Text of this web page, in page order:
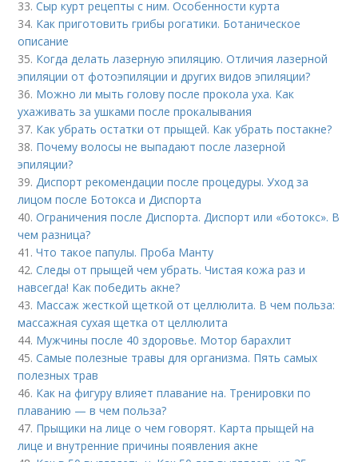
33.Сыр курт рецепты с ним. Особенности курта
34. Как приготовить грибы рогатики. Ботаническое
описание
35. Когда делать лазерную эпиляцию. Отличия лазерной
эпиляции от фотоэпиляции и других видов эпиляции?
36. Можно ли мыть голову после прокола уха. Как
ухаживать за ушками после прокалывания
37. Как убрать остатки от прыщей. Как убрать постакне?
38. Почему волосы не выпадают после лазерной
эпиляции?
39.Диспорт рекомендации после процедуры. Уход за
лицом после Ботокса и Диспорта
40.Ограничения после Диспорта. Диспорт или «ботокс». В
чем разница?
41.Что такое папулы. Проба Манту
42.Следы от прыщей чем убрать. Чистая кожа раз и
навсегда! Как победить акне?
43. Массаж жесткой щеткой от целлюлита. В чем польза:
массажная сухая щетка от целлюлита
44. Мужчины после 40 здоровье. Мотор барахлит
45.Самые полезные травы для организма. Пять самых
полезных трав
46. Как на фигуру влияет плавание на. Тренировки по
плаванию — в чем польза?
47. Прыщики на лице о чем говорят. Карта прыщей на
лице и внутренние причины появления акне